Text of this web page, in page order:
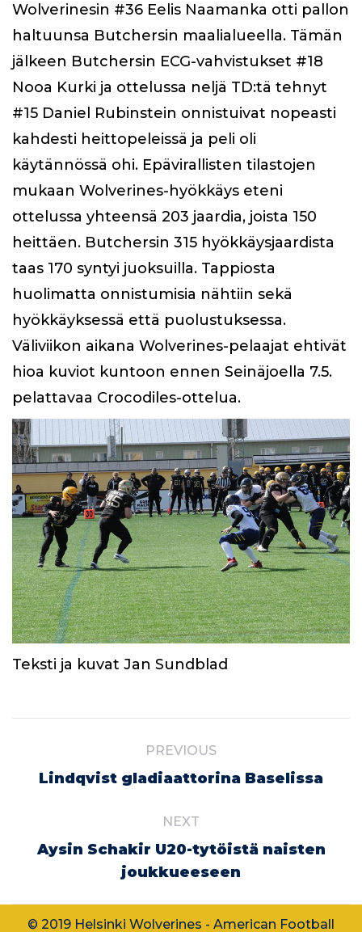
Wolverinesin #36 Eelis Naamanka otti pallon
haltuunsa Butchersin maalialueella. Tämän
jälkeen Butchersin ECG-vahvistukset #18
Nooa Kurki ja ottelussa neljä TD:tä tehnyt
#15 Daniel Rubinstein onnistuivat nopeasti
kahdesti heittopeleissä ja peli oli
käytännössä ohi. Epävirallisten tilastojen
mukaan Wolverines-hyökkäys eteni
ottelussa yhteensä 203 jaardia, joista 150
heittäen. Butchersin 315 hyökkäysjaardista
taas 170 syntyi juoksuilla. Tappiosta
huolimatta onnistumisia nähtiin sekä
hyökkäyksessä että puolustuksessa.
Väliviikon aikana Wolverines-pelaajat ehtivät
hioa kuviot kuntoon ennen Seinäjoella 7.5.
pelattavaa Crocodiles-ottelua.
Teksti ja kuvat Jan Sundblad
PREVIOUS
Previous
Lindqvist gladiaattorina Baselissa
NEXT
Next
Aysin Schakir U20-tytöistä naisten
joukkueeseen
© 2019 Helsinki Wolverines - American Football